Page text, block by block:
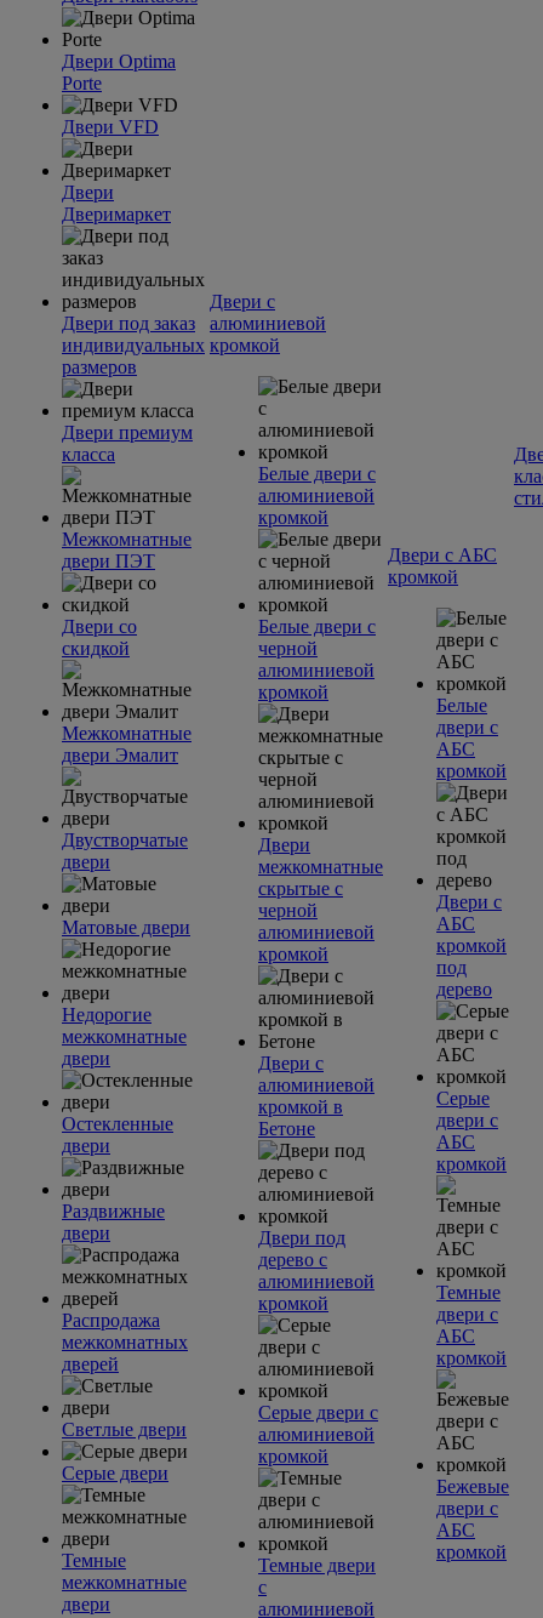
Двери Optima
Porte
Двери VFD
Двери
Дверимаркет
Двери под заказ
индивидуальных
размеров
Двери премиум
класса
Межкомнатные
двери ПЭТ
Двери со
скидкой
Межкомнатные
двери Эмалит
Двустворчатые
двери
Матовые двери
Недорогие
межкомнатные
двери
Остекленные
двери
Раздвижные
двери
Распродажа
межкомнатных
дверей
Светлые двери
Серые двери
Темные
межкомнатные
двери
Двери с
алюминиевой
кромкой
Белые двери с
алюминиевой
кромкой
Белые двери с
черной
алюминиевой
кромкой
Двери
межкомнатные
скрытые с
черной
алюминиевой
кромкой
Двери с
алюминиевой
кромкой в
Бетоне
Двери под
дерево с
алюминиевой
кромкой
Серые двери с
алюминиевой
кромкой
Темные двери
с
алюминиевой
Двери с АБС
кромкой
Белые
двери с
АБС
кромкой
Двери с
АБС
кромкой
под
дерево
Серые
двери с
АБС
кромкой
Темные
двери с
АБС
кромкой
Бежевые
двери с
АБС
кромкой